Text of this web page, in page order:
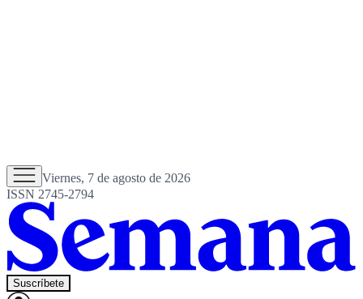
Viernes, 7 de agosto de 2026
ISSN 2745-2794
Suscríbete